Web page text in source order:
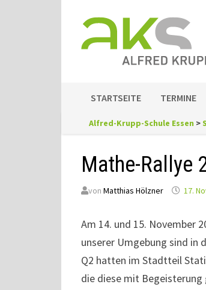
Inhalt
springen
STARTSEITE TERMINE
Alfred-Krupp-Schule Essen >
Mathe-Rallye
von Matthias Hölzner 17.
Am 14. und 15. November
unserer Umgebung sind in
Q2 hatten im Stadtteil
die diese mit Begeisterung